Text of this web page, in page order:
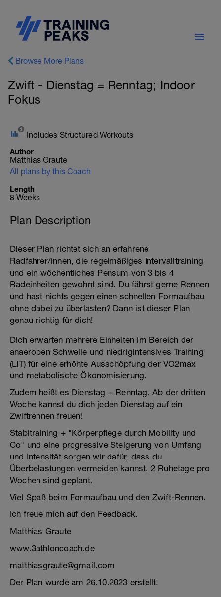
Browse More Plans
Zwift - Dienstag = Renntag; Indoor
Fokus
Includes Structured Workouts
Author
Matthias Graute
All plans by this Coach
Length
8 Weeks
Plan Description
Dieser Plan richtet sich an erfahrene
Radfahrer/innen, die regelmäßiges Intervalltraining
und ein wöchentliches Pensum von 3 bis 4
Radeinheiten gewohnt sind. Du fährst gerne Rennen
und hast nichts gegen einen schnellen Formaufbau
ohne dabei zu überlasten? Dann ist dieser Plan
genau richtig für dich!
Dich erwarten mehrere Einheiten im Bereich der
anaeroben Schwelle und niedrigintensives Training
(LIT) für eine erhöhte Ausschöpfung der VO2max
und metabolische Ökonomisierung.
Zudem heißt es Dienstag = Renntag. Ab der dritten
Woche kannst du dich jeden Dienstag auf ein
Zwiftrennen freuen!
Stabitraining + "Körperpflege durch Mobility und
Co" und eine progressive Steigerung von Umfang
und Intensität sorgen wir dafür, dass du
Überbelastungen vermeiden kannst. 2 Ruhetage pro
Wochen sind geplant.
Viel Spaß beim Formaufbau und den Zwift-Rennen.
Ich freue mich auf den Feedback.
Matthias Graute
www.3athloncoach.de
matthiasgraute@gmail.com
Der Plan wurde am 26.10.2023 erstellt.